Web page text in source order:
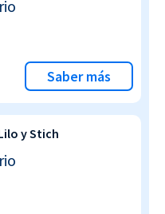
Saber más
Lilo y Stich